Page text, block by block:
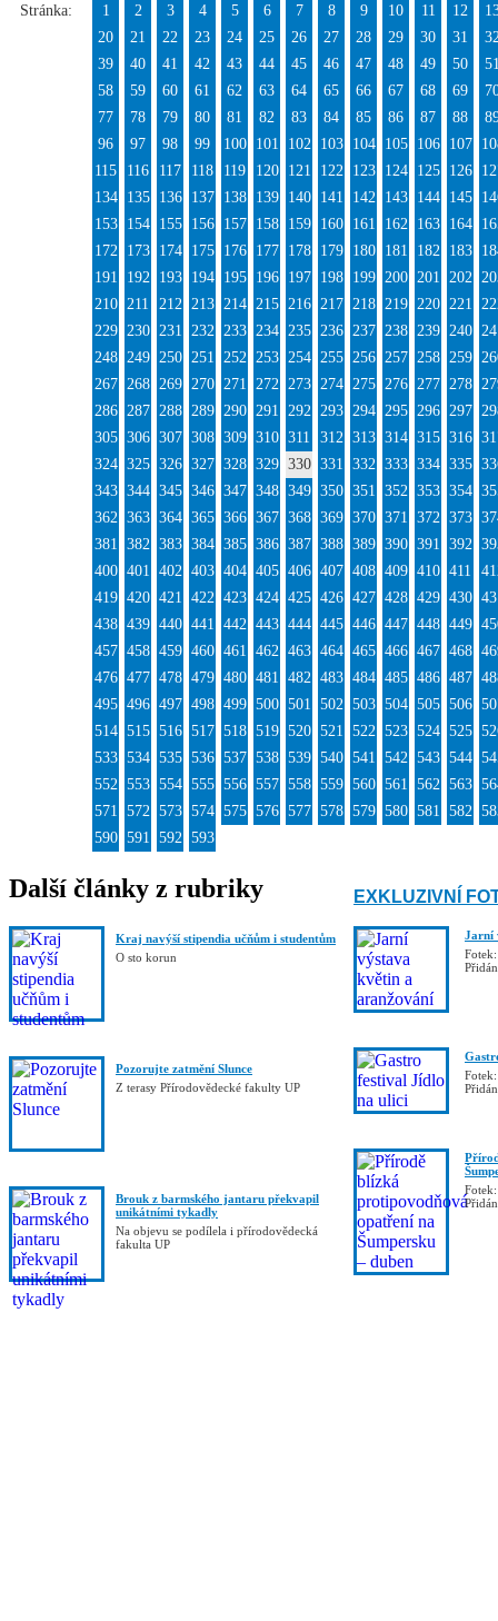
Stránka: 1 2 3 4 5 6 7 8 9 10 11 12
20
21 22 23 24 25 26 27 28 29 30 31
39
40 41 42 43 44 45 46 47 48 49 50
58
59 60 61 62 63 64 65 66 67 68 69
77
78 79 80 81 82 83 84 85 86 87 88
96
97 98 99 100 101 102 103 104 105 106 107
115
116 117 118 119 120 121 122 123 124 125 126
134
135 136 137 138 139 140 141 142 143 144 145
153
154 155 156 157 158 159 160 161 162 163 164
172
173 174 175 176 177 178 179 180 181 182 183
191
192 193 194 195 196 197 198 199 200 201 202
210 211 212 213 214 215 216 217 218 219 220 221
229 230 231 232 233 234 235 236 237 238 239 240
248 249 250 251 252 253 254 255 256 257 258 259
267 268 269 270 271 272 273 274 275 276 277 278
286 287 288 289 290 291 292 293 294 295 296 297
305 306 307 308 309 310 311 312 313 314 315 316
324 325 326 327 328 329 330 331 332 333 334 335
343 344 345 346 347 348 349 350 351 352 353 354
362 363 364 365 366 367 368 369 370 371 372 373
381 382 383 384 385 386 387 388 389 390 391 392
400 401 402 403 404 405 406 407 408 409 410 411
419 420 421 422 423 424 425 426 427 428 429 430
438 439 440 441 442 443 444 445 446 447 448 449
457 458 459 460 461 462 463 464 465 466 467 468
476 477 478 479 480 481 482 483 484 485 486 487
495 496 497 498 499 500 501 502 503 504 505 506
514 515 516 517 518 519 520 521 522 523 524 525
533 534 535 536 537 538 539 540 541 542 543 544
552 553 554 555 556 557 558 559 560 561 562 563
571 572 573 574 575 576 577 578 579 580 581 582
590 591 592 593
Další články z rubriky
Kraj navýší stipendia učňům i studentům
O sto korun
Pozorujte zatmění Slunce
Z terasy Přírodovědecké fakulty UP
Brouk z barmského jantaru překvapil
unikátními tykadly
Na objevu se podílela i přírodovědecká
fakulta UP
EXKLUZIVNÍ
Jarní